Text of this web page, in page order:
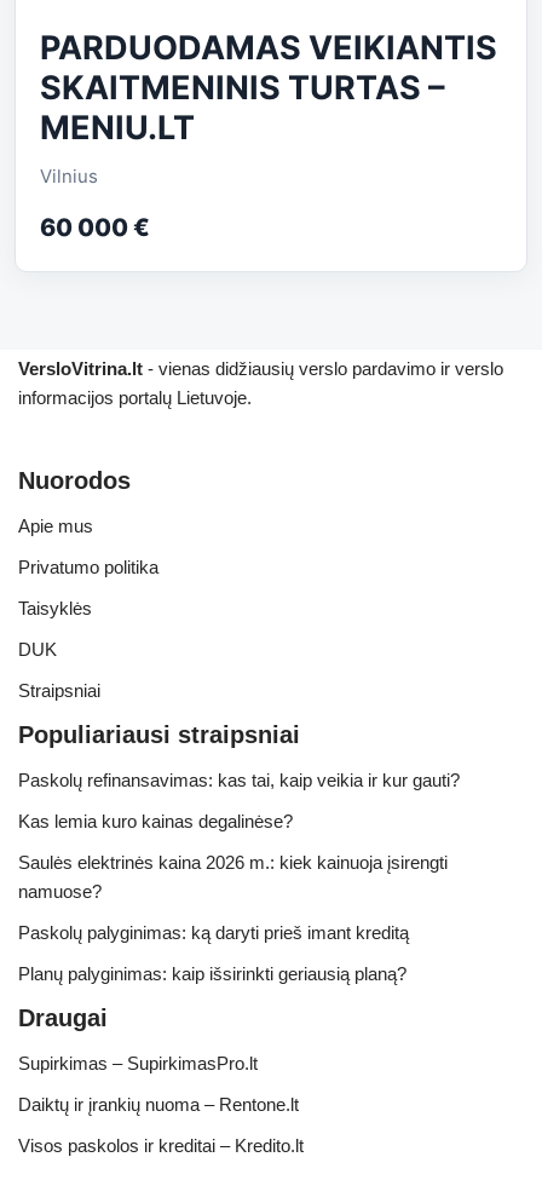
PARDUODAMAS VEIKIANTIS
SKAITMENINIS TURTAS –
MENIU.LT
Vilnius
60 000 €
VersloVitrina.lt - vienas didžiausių verslo pardavimo ir verslo
informacijos portalų Lietuvoje.
Nuorodos
Apie mus
Privatumo politika
Taisyklės
DUK
Straipsniai
Populiariausi straipsniai
Paskolų refinansavimas: kas tai, kaip veikia ir kur gauti?
Kas lemia kuro kainas degalinėse?
Saulės elektrinės kaina 2026 m.: kiek kainuoja įsirengti
namuose?
Paskolų palyginimas: ką daryti prieš imant kreditą
Planų palyginimas: kaip išsirinkti geriausią planą?
Draugai
Supirkimas – SupirkimasPro.lt
Daiktų ir įrankių nuoma – Rentone.lt
Visos paskolos ir kreditai – Kredito.lt